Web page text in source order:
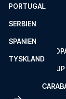
FA CUP
ROM
SEVILLA
PORTUGAL
SERBIEN
SPANIEN
TYSKLAND